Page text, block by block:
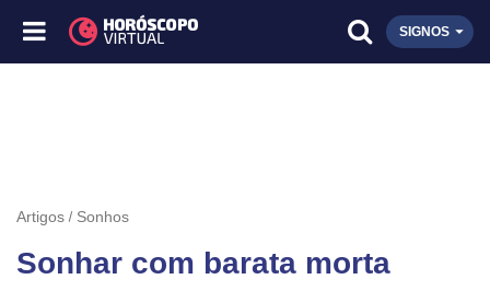
SIGNOS
Artigos Sonhos
Sonhar com barata morta